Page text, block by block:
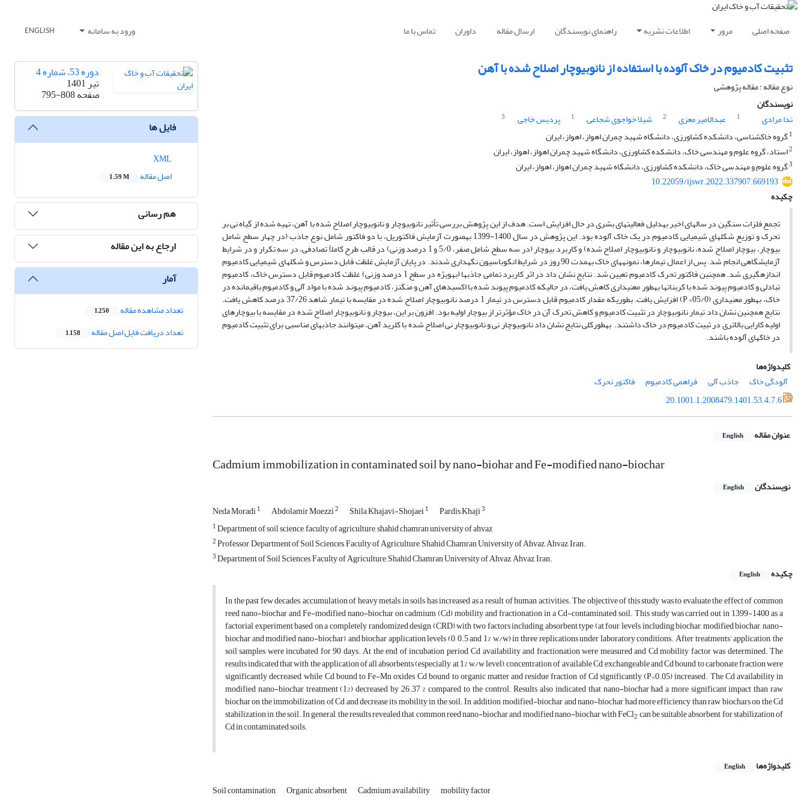
صفحه اصلی مرور اطلاعات نشریه راهنمای نویسندگان ارسال مقاله داوران تماس با ما ورود به سامانه ENGLISH
تثبیت کادمیوم در خاک آلوده با استفاده از نانوبیوچار اصلاح شده با آهن
نوع مقاله : مقاله پژوهشی
نویسندگان
ندا مرادی
1 عبدالامیر معزی 2 شیلا خواجوی شجاعی 1 پردیس خاجی
3
1گروه خاکشناسی، دانشکده کشاورزی، دانشگاه شهید چمران اهواز، اهواز، ایران
2استاد، گروه علوم و مهندسی خاک، دانشکده کشاورزی، دانشگاه شهید چمران اهواز، اهواز، ایران
3گروه علوم و مهندسی خاک، دانشکده کشاورزی، دانشگاه شهید چمران اهواز، اهواز، ایران
10.22059/ijswr.2022.337907.669193
چکیده
تجمع فلزات سنگین در سال­های اخیر به­دلیل فعالیت­های بشری در حال افزایش است. هدف از این پژوهش بررسی تأثیر نانوبیوچار و نانوبیوچار اصلاح شده با آهن، تهیه شده از گیاه نی بر
تحرک و توزیع شکل­های شیمیایی کادمیوم در یک خاک آلوده بود. این پژوهش در سال 1400-1399 به­صورت آزمایش فاکتوریل، با دو فاکتور شامل نوع جاذب (در چهار سطح شامل
بیوچار، بیوچار اصلاح شده، نانوبیوچار و نانوبیوچار اصلاح شده) و کاربرد بیوچار (در سه سطح شامل صفر، 5/0 و 1 درصد وزنی) در قالب طرح کاملاً تصادفی، در سه تکرار و در شرایط
آزمایشگاهی انجام شد. پس از اعمال تیمارها، نمونه­های خاک به­مدت 90 روز در شرایط انکوباسیون نگه­داری شدند. در پایان آزمایش غلظت قابل دسترس و شکل­های شیمیایی کادمیوم
اندازه­گیری شد. همچنین فاکتور تحرک کادمیوم تعیین شد. نتایج نشان داد در اثر کاربرد تمامی جاذب­ها (به­ویژه در سطح 1 درصد وزنی) غلظت کادمیوم قابل دسترس خاک، کادمیوم
تبادلی و کادمیوم پیوند شده با کربنات­ها به­طور معنی­داری کاهش یافت، در حالی­که کادمیوم پیوند شده با اکسیدهای آهن و منگنز، کادمیوم پیوند شده با مواد آلی و کادمیوم باقی­مانده در
خاک، به­طور معنی­داری (05/0> P) افزایش یافت. بطوریکه مقدار کادمیوم قابل دسترس در تیمار 1 درصد نانوبیوچار اصلاح شده در مقایسه با تیمار شاهد 37/26 درصد کاهش یافت.
نتایج همچنین نشان داد تیمار نانوبیوچار در تثبیت کادمیوم و کاهش تحرک آن در خاک مؤثرتر از بیوچار اولیه بود. افزون بر این، بیوچار و نانوبیوچار اصلاح شده در مقایسه با بیوچارهای
اولیه کارایی بالاتری در ثبیت کادمیوم در خاک داشتند. به­طورکلی نتایج نشان داد نانوبیوچار نی و نانوبیوچار نی اصلاح شده با کلرید آهن، می­توانند جاذب­های مناسبی برای تثبیت کادمیوم
در خاک­های آلوده باشند.
کلیدواژه‌ها
آلودگی خاک
جاذب آلی فراهمی کادمیوم
فاکتور تحرک
20.1001.1.2008479.1401.53.4.7.6
عنوان مقاله English
Cadmium immobilization in contaminated soil by nano-biohar and Fe-modified nano-biochar
نویسندگان English
Neda Moradi1 Abdolamir Moezzi2 Shila Khajavi-Shojaei1 Pardis Khaji3
1Department of soil science, faculty of agriculture, shahid chamran university of ahvaz
2Professor, Department of Soil Sciences, Faculty of Agriculture, Shahid Chamran University of Ahvaz, Ahvaz, Iran.
3Department of Soil Sciences, Faculty of Agriculture, Shahid Chamran University of Ahvaz, Ahvaz, Iran.
چکیده
English
In the past few decades, accumulation of heavy metals in soils has increased as a result of human activities. The objective of this study was to evaluate the effect of common
reed nano-biochar and Fe-modified nano-biochar on cadmium (Cd) mobility and fractionation in a Cd-contaminated soil. This study was carried out in 1399-1400 as a
factorial experiment based on a completely randomized design (CRD) with two factors including absorbent type (at four levels including biochar, modified biochar, nano-
biochar and modified nano-biochar), and biochar application levels (0, 0.5 and 1% w/w) in three replications under laboratory conditions. After treatments’ application, the
soil samples were incubated for 90 days. At the end of incubation period, Cd availability and fractionation were measured and Cd mobility factor was determined. The
results indicated that with the application of all absorbents (especially at 1% w/w level), concentration of available Cd, exchangeable and Cd bound to carbonate fraction were
significantly decreased, while Cd bound to Fe-Mn oxides, Cd bound to organic matter and residue fraction of Cd significantly (P<0.05) increased. The Cd availability in
modified nano-biochar treatment (1%) decreased by 26.37 % compared to the control. Results also indicated that nano-biochar had a more significant impact than raw
biochar on the immobilization of Cd and decrease its mobility in the soil. In addition, modified-biochar and nano-biochar had more efficiency than raw biochars on the Cd
stabilization in the soil. In general, the results revealed that common reed nano-biochar and modified nano-biochar with FeCl2 can be suitable absorbent for stabilization of
Cd in contaminated soils.
کلیدواژه‌ها English
Soil contamination Organic absorbent Cadmium availability mobility factor
دوره 53، شماره 4
تیر 1401
صفحه795-808
فایل ها
اصل مقاله
1.59 M
هم رسانی
ارجاع به این مقاله
آمار
تعداد مشاهده مقاله 1,250
تعداد دریافت فایل اصل مقاله 1,158